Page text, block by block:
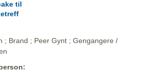
til
; Brand ; Peer Gynt ; Gengangere /